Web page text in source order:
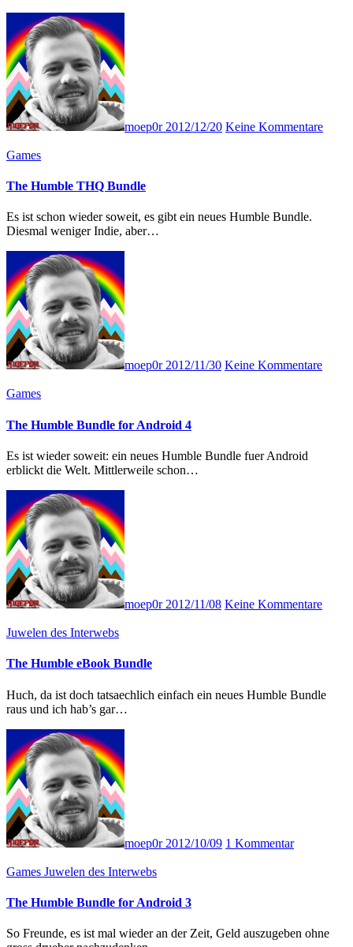
moep0r 2012/12/20 Keine Kommentare
Games
The Humble THQ Bundle
Es ist schon wieder soweit, es gibt ein neues Humble Bundle.
Diesmal weniger Indie, aber…
moep0r2012/11/30 Keine Kommentare
Games
The Humble Bundle for Android 4
Es ist wieder soweit: ein neues Humble Bundle fuer Android
erblickt die Welt. Mittlerweile schon…
moep0r 2012/11/08 Keine Kommentare
Juwelen des Interwebs
The Humble eBook Bundle
Huch, da ist doch tatsaechlich einfach ein neues Humble Bundle
raus und ich hab’s gar…
moep0r 2012/10/09 1 Kommentar
Games Juwelen des Interwebs
The Humble Bundle for Android 3
So Freunde, es ist mal wieder an der Zeit, Geld auszugeben ohne